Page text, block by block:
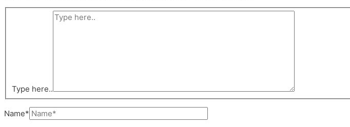
Type here..
Name*